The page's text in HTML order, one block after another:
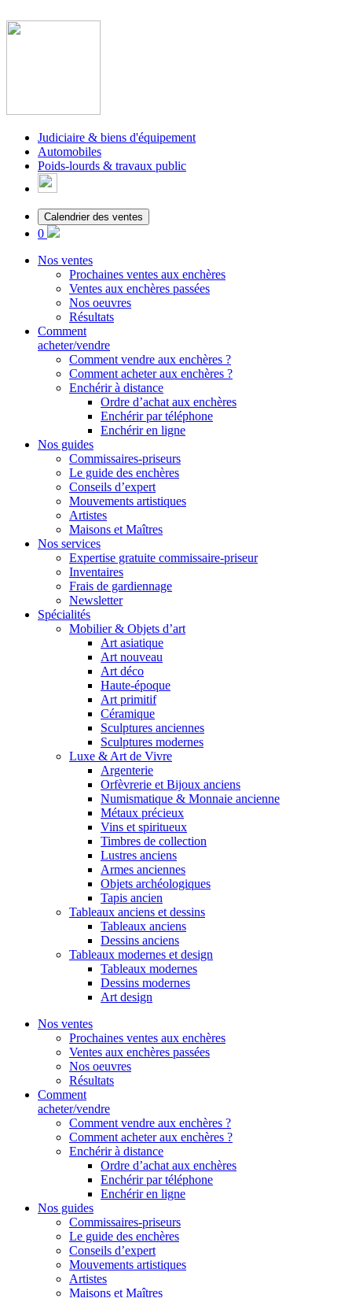
Judiciaire & biens d'équipement
Automobiles
Poids-lourds & travaux public
Calendrier des ventes
0
Nos ventes
Prochaines ventes aux enchères
Ventes aux enchères passées
Nos oeuvres
Résultats
Comment
acheter/vendre
Comment vendre aux enchères ?
Comment acheter aux enchères ?
Enchérir à distance
Ordre d’achat aux enchères
Enchérir par téléphone
Enchérir en ligne
Nos guides
Commissaires-priseurs
Le guide des enchères
Conseils d’expert
Mouvements artistiques
Artistes
Maisons et Maîtres
Nos services
Expertise gratuite commissaire-priseur
Inventaires
Frais de gardiennage
Newsletter
Spécialités
Mobilier & Objets d’art
Art asiatique
Art nouveau
Art déco
Haute-époque
Art primitif
Céramique
Sculptures anciennes
Sculptures modernes
Luxe & Art de Vivre
Argenterie
Orfèvrerie et Bijoux anciens
Numismatique & Monnaie ancienne
Métaux précieux
Vins et spiritueux
Timbres de collection
Lustres anciens
Armes anciennes
Objets archéologiques
Tapis ancien
Tableaux anciens et dessins
Tableaux anciens
Dessins anciens
Tableaux modernes et design
Tableaux modernes
Dessins modernes
Art design
Nos ventes
Prochaines ventes aux enchères
Ventes aux enchères passées
Nos oeuvres
Résultats
Comment
acheter/vendre
Comment vendre aux enchères ?
Comment acheter aux enchères ?
Enchérir à distance
Ordre d’achat aux enchères
Enchérir par téléphone
Enchérir en ligne
Nos guides
Commissaires-priseurs
Le guide des enchères
Conseils d’expert
Mouvements artistiques
Artistes
Maisons et Maîtres